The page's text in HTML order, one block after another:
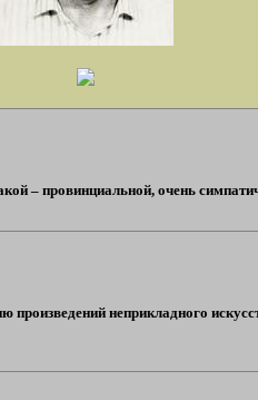
– провинциальной, очень
неприкладного